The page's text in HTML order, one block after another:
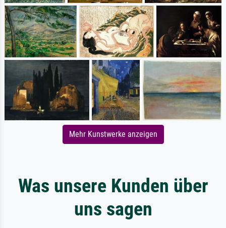
Mehr Kunstwerke anzeigen
Was unsere Kunden über
uns sagen